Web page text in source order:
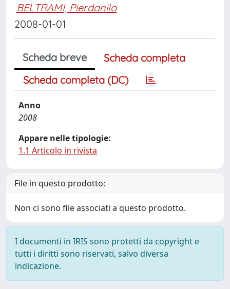
BELTRAMI, Pierdanilo
2008-01-01
Scheda breve
Scheda completa
Scheda completa (DC)
Anno
2008
Appare nelle tipologie:
1.1 Articolo in rivista
File in questo prodotto:
Non ci sono file associati a questo prodotto.
I documenti in IRIS sono protetti da copyright e
tutti i diritti sono riservati, salvo diversa
indicazione.